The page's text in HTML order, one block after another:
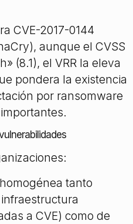
CVE-2017-0144
aunque el CVSS
(8.1), el VRR la eleva
pondera la existencia
por ransomware
tanto
a CVE) como de